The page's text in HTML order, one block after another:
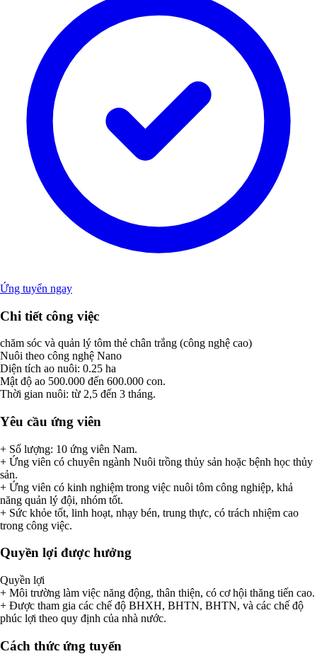
Ứng tuyển ngay
Chi tiết công việc
chăm sóc và quản lý tôm thẻ chân trắng (công nghệ cao)
Nuôi theo công nghệ Nano
Diện tích ao nuôi: 0.25 ha
Mật độ ao 500.000 đến 600.000 con.
Thời gian nuôi: từ 2,5 đến 3 tháng.
Yêu cầu ứng viên
+ Số lượng: 10 ứng viên Nam.
+ Ứng viên có chuyên ngành Nuôi trồng thủy sản hoặc bệnh học thủy
sản.
+ Ứng viên có kinh nghiệm trong việc nuôi tôm công nghiệp, khả
năng quản lý đội, nhóm tốt.
+ Sức khỏe tốt, linh hoạt, nhạy bén, trung thực, có trách nhiệm cao
trong công việc.
Quyền lợi được hưởng
Quyền lợi
+ Môi trường làm việc năng động, thân thiện, có cơ hội thăng tiến cao.
+ Được tham gia các chế độ BHXH, BHTN, BHTN, và các chế độ
phúc lợi theo quy định của nhà nước.
Cách thức ứng tuyển